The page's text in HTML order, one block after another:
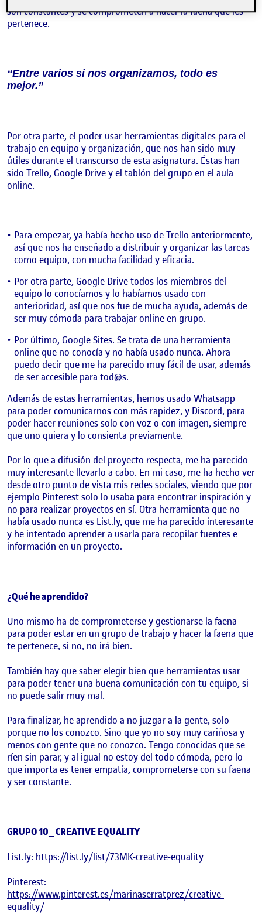
son constantes y se comprometen a hacer la faena que les
pertenece.
“Entre varios si nos organizamos, todo es
mejor.”
Por otra parte, el poder usar herramientas digitales para el
trabajo en equipo y organización, que nos han sido muy
útiles durante el transcurso de esta asignatura. Éstas han
sido Trello, Google Drive y el tablón del grupo en el aula
online.
Para empezar, ya había hecho uso de Trello anteriormente,
así que nos ha enseñado a distribuir y organizar las tareas
como equipo, con mucha facilidad y eficacia.
Por otra parte, Google Drive todos los miembros del
equipo lo conocíamos y lo habíamos usado con
anterioridad, así que nos fue de mucha ayuda, además de
ser muy cómoda para trabajar online en grupo.
Por último, Google Sites. Se trata de una herramienta
online que no conocía y no había usado nunca. Ahora
puedo decir que me ha parecido muy fácil de usar, además
de ser accesible para tod@s.
Además de estas herramientas, hemos usado Whatsapp
para poder comunicarnos con más rapidez, y Discord, para
poder hacer reuniones solo con voz o con imagen, siempre
que uno quiera y lo consienta previamente.
Por lo que a difusión del proyecto respecta, me ha parecido
muy interesante llevarlo a cabo. En mi caso, me ha hecho ver
desdeotro punto de vista mis redes sociales, viendo que por
ejemplo Pinterest solo lo usaba para encontrar inspiración y
no para realizar proyectos en sí. Otra herramienta que no
había usado nunca es List.ly, que me ha parecido interesante
y he intentado aprender a usarla para recopilar fuentes e
información en un proyecto.
¿Qué he aprendido?
Uno mismo ha de comprometerse y gestionarse la faena
para poder estar en un grupo de trabajo y hacer la faena que
te pertenece, si no, no irá bien.
También hay que saber elegir bien que herramientas usar
para poder tener una buena comunicación con tu equipo, si
no puede salir muy mal.
Para finalizar, he aprendido a no juzgar a la gente, solo
porque no los conozco. Sino que yo no soy muy cariñosa y
menos con gente que no conozco. Tengo conocidas que se
ríen sin parar, y al igual no estoy del todo cómoda, pero lo
que importa es tener empatía, comprometerse con su faena
y ser constante.
GRUPO 10_ CREATIVE EQUALITY
List.ly: https://list.ly/list/73MK-creative-equality
Pinterest:
https://www.pinterest.es/marinaserratprez/creative-
equality/